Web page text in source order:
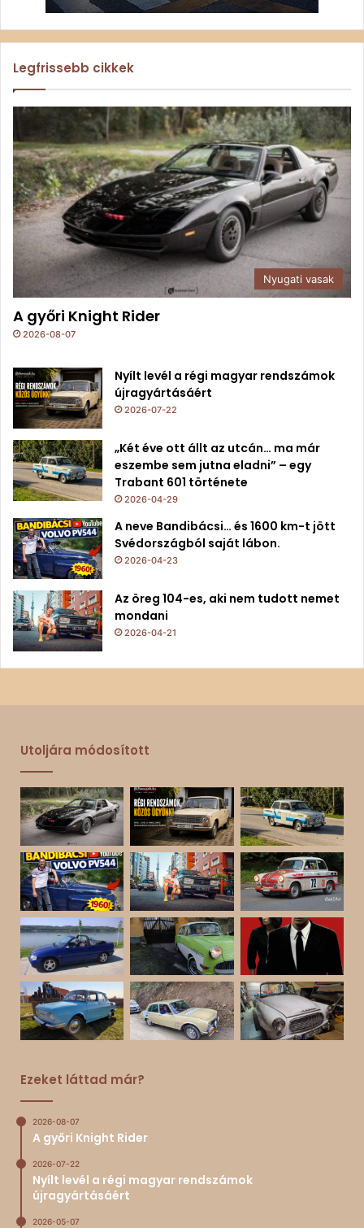
Legfrissebb cikkek
Nyugati vasak
A győri Knight Rider
2026-08-07
Nyílt levél a régi magyar rendszámok
újragyártásáért
2026-07-22
„Két éve ott állt az utcán… ma már
eszembe sem jutna eladni” – egy
Trabant 601 története
2026-04-29
A neve Bandibácsi… és 1600 km-t jött
Svédországból saját lábon.
2026-04-23
Az öreg 104-es, aki nem tudott nemet
mondani
2026-04-21
Utoljára módosított
Ezeket láttad már?
2026-08-07
A győri Knight Rider
2026-07-22
Nyílt levél a régi magyar rendszámok
újragyártásáért
2026-05-07